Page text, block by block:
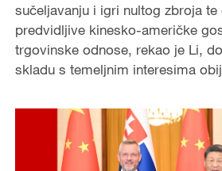
sučeljavanju i igri nultog zbroja
predvidljive kinesko-američke
trgovinske odnose, rekao je Li,
skladu s temeljnim interesima